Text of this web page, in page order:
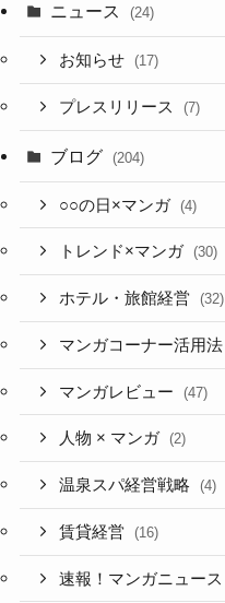
ニュース (24)
お知らせ (17)
プレスリリース (7)
ブログ (204)
○○の日×マンガ (4)
トレンド×マンガ (30)
ホテル・旅館経営 (32)
マンガコーナー活用法
マンガレビュー (47)
人物 × マンガ (2)
温泉スパ経営戦略 (4)
賃貸経営 (16)
速報！マンガニュース